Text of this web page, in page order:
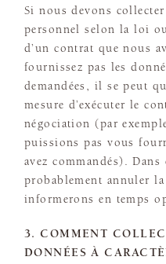
Si nous devons collecter
personnel selon la loi
d’un contrat que nous
fournissez pas les
demandées, il se peut
mesure d’exécuter le
négociation (par
puissions pas vous
avez commandés).
probablement annuler
informerons en temps
3. COMMENT
DONNÉES À